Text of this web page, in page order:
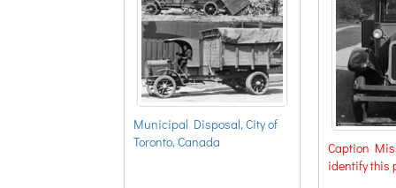
Municipal Disposal, City of
Toronto, Canada
Caption
identify this